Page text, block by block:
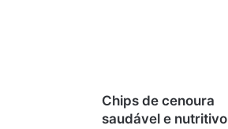
Chips de cenoura
saudável e nutritivo